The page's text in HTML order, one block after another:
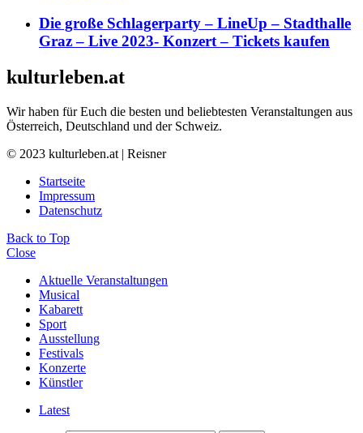
Die große Schlagerparty – LineUp – Stadthalle
Graz – Live 2023- Konzert – Tickets kaufen
kulturleben.at
Wir haben für Euch die besten und beliebtesten Veranstaltungen aus
Österreich, Deutschland und der Schweiz.
© 2023 kulturleben.at | Reisner
Startseite
Impressum
Datenschutz
Back to Top
Close
Aktuelle Veranstaltungen
Musical
Kabarett
Sport
Ausstellung
Festivals
Konzerte
Künstler
Latest